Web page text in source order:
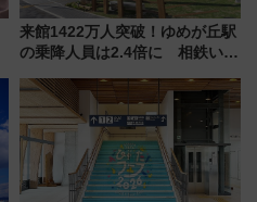
来館1422万人突破！ゆめが丘駅
の乗降人員は2.4倍に 相鉄いず
年祭にそうにゃん＆DB.スター
マンが登場